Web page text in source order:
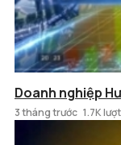
Doanh nghiệp
3 tháng trước 1.7K